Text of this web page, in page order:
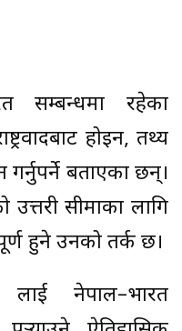
सम्बन्धमा रहेका
होइन, तथ्य
बताएका छन्।
सीमाका लागि
हुने उनको तर्क छ।
नेपाल–भारत